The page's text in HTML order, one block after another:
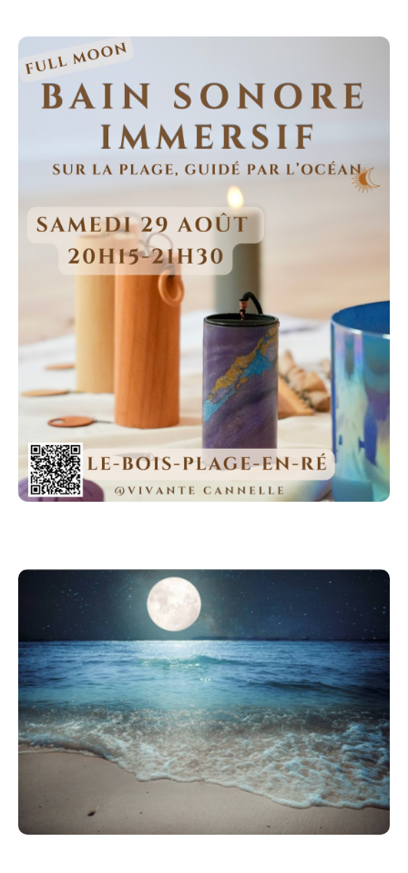
de cristal, des carillons et des autres instruments.
Une expérience sensorielle en pleine nature, propice
au lâcher-prise, à la relaxation profonde et à la
reconnexion à soi.
Accessible à toutes et à tous, sans prérequis. Il vous
suffit de venir avec une tenue confortable, une
serviette ou un tapis, ainsi qu’un plaid si vous le
souhaitez.
✨ Une invitation à ralentir, respirer et vivre un
moment hors du temps, bercé par l’océan.
--> Infos pratiques
• En extérieur, sur la plage du Bois-plage-en-Ré, le
lieu précis sera communiqué la veille de la séance par
SMS.
• Durée : 1h15
• Horaires: Heure d'arrivée 20h15-21h30
• Tenue confortable conseillée
⚠️ Places limitées